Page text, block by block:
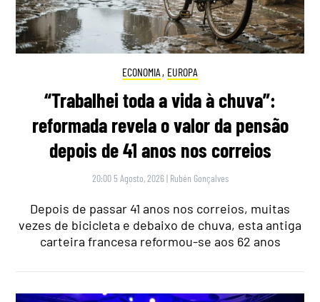
ECONOMIA , EUROPA
“Trabalhei toda a vida à chuva”:
reformada revela o valor da pensão
depois de 41 anos nos correios
20:00 5 Agosto, 2026 | Rubén Gonçalves
Depois de passar 41 anos nos correios, muitas
vezes de bicicleta e debaixo de chuva, esta antiga
carteira francesa reformou-se aos 62 anos